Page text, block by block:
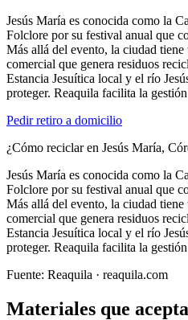
Jesús María es conocida como la
Folclore por su festival anual que
Más allá del evento, la ciudad
comercial que genera residuos
Estancia Jesuítica local y el río
proteger. Reaquila facilita la
Pedir retiro a domicilio
¿Cómo reciclar en Jesús María,
Jesús María es conocida como la
Folclore por su festival anual que
Más allá del evento, la ciudad
comercial que genera residuos
Estancia Jesuítica local y el río
proteger. Reaquila facilita la
Fuente: Reaquila · reaquila.com
Materiales que